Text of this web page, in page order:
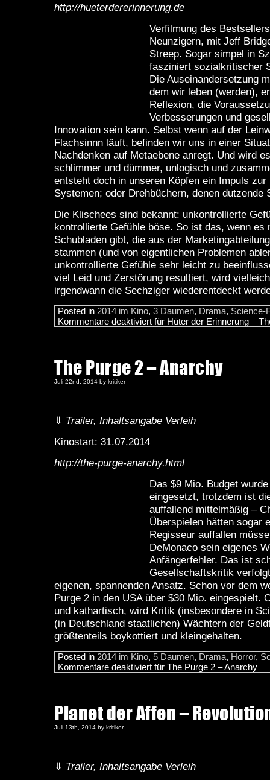
http://hueterdererinnerung.de
Verfilmung des
Neunzigern, mit Jeff
Streep. Sogar simpel in
fasziniert sozialkritischer
Die Auseinandersetzung
dem wir leben (werden),
Reflexion, die
Verbesserungen und
Innovation sein kann. Selbst wenn auf der
Flachsinnn läuft, befinden wir uns in einer
Nachdenken auf Metaebene anregt. Und wird
schlimmer und dümmer, unlogisch und
entsteht doch in unseren Köpfen ein Impuls
Systemen; oder Drehbüchern, denen dutzende
Die Klischees sind bekannt: unkontrollierte
kontrollierte Gefühle böse. So ist das, wenn es
Schubladen gibt, die aus der
stammen (und von eigentlichen Problemen
unkontrollierte Gefühle sehr leicht zu
viel Leid und Zerstörung resultiert, wird
irgendwann die Sechziger wiederentdeckt
Posted in 2014 im Kino, 3 Daumen, Drama, Science-
Kommentare deaktiviert für Hüter der Erinnerung –
The Purge 2 – Anarchy
Juli 22nd, 2014 by kritiker
⇓ Trailer, Inhaltsangabe Verleih
Kinostart: 31.07.2014
http://the-purge-anarchy.html
Das $9 Mio. Budget
eingesetzt, trotzdem ist
auffallend mittelmäßig –
Überspielen hätten sogar
Regisseur auffallen
DeMonaco sein eigenes
Anfängerfehler. Das ist
Gesellschaftskritik
eigenen, spannenden Ansatz. Schon vor dem
Purge 2 in den USA über $30 Mio. eingespielt.
und kathartisch, wird Kritik (insbesondere in
(in Deutschland staatlichen) Wächtern der
größtenteils boykottiert und kleingehalten.
Posted in 2014 im Kino, 5 Daumen, Drama, Horror,
Kommentare deaktiviert für The Purge 2 – Anarchy
Planet der Affen –
Juli 13th, 2014 by kritiker
⇓ Trailer, Inhaltsangabe Verleih